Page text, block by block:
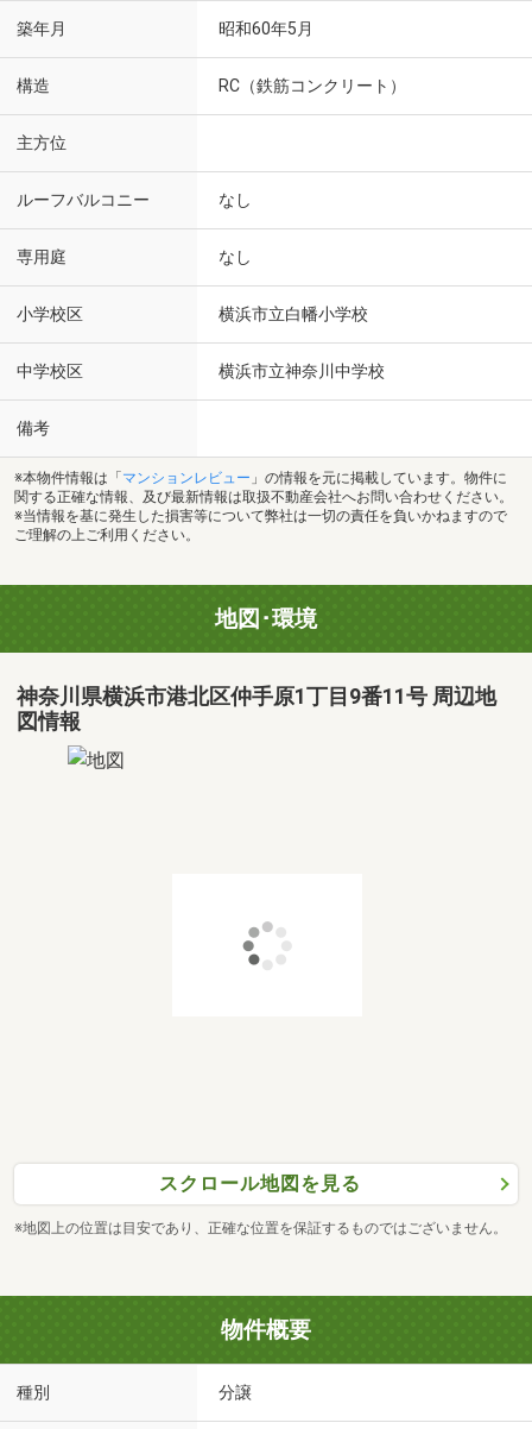
築年月 昭和60年5月
構造 RC（鉄筋コンクリート）
主方位
ルーフバルコニー なし
専用庭 なし
小学校区 横浜市立白幡小学校
中学校区 横浜市立神奈川中学校
備考
※本物件情報は「 マンションレビュー 」の情報を元に掲載しています。物件に
関する正確な情報、及び最新情報は取扱不動産会社へお問い合わせください。
※当情報を基に発生した損害等について弊社は一切の責任を負いかねますので
ご理解の上ご利用ください。
地図･環境
神奈川県横浜市港北区仲手原1丁目9番11号 周辺地
図情報
スクロール地図を見る
※地図上の位置は目安であり、正確な位置を保証するものではございません。
物件概要
種別 分譲